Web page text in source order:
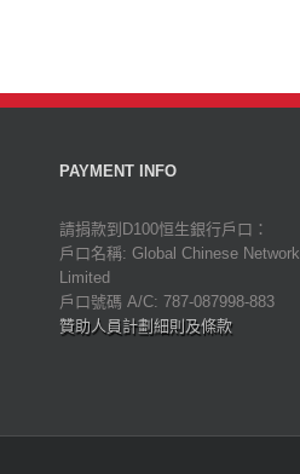
PAYMENT INFO
請捐款到D100恒生銀行戶口：
戶口名稱: Global Chinese Network
Limited
戶口號碼 A/C: 787-087998-883
贊助人員計劃細則及條款